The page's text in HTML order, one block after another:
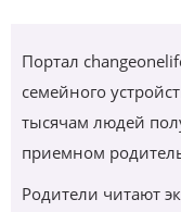
Портал
семейного
тысячам людей
приемном
Родители читают